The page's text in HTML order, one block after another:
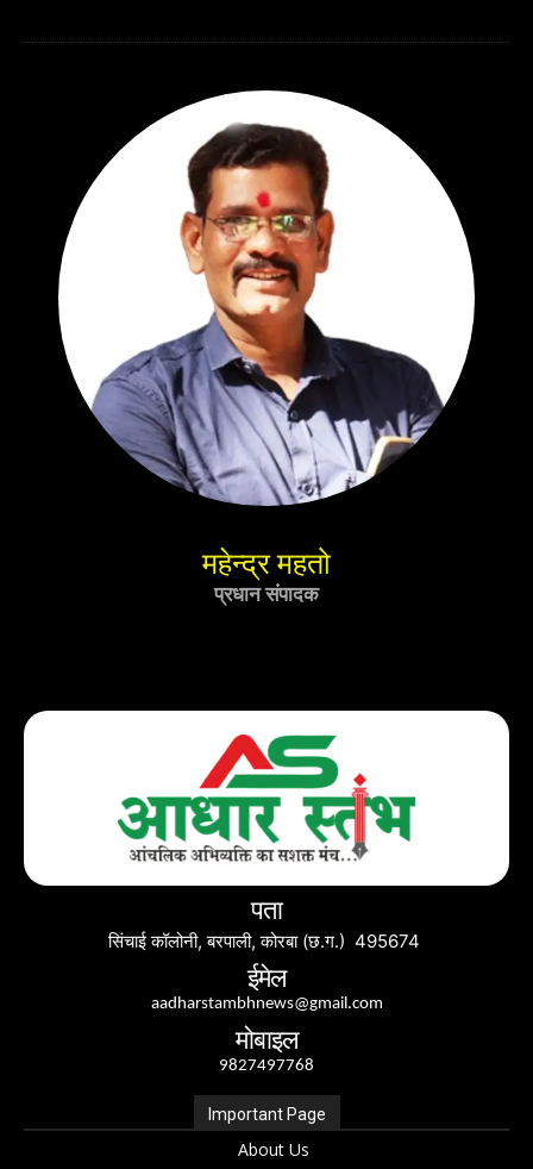
महेन्द्र महतो
प्रधान संपादक
पता
सिंचाई कॉलोनी, बरपाली, कोरबा (छ.ग.) 495674
ईमेल
aadharstambhnews@gmail.com
मोबाइल
9827497768
Important Page
About Us